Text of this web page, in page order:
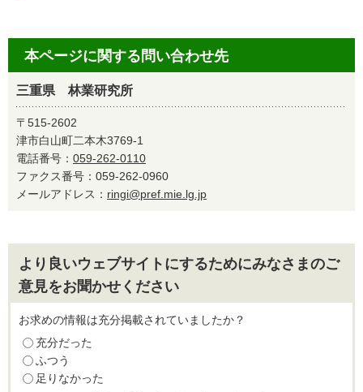
本ページに関する問い合わせ先
三重県 林業研究所
〒515-2602
津市白山町二本木3769-1
電話番号： 059-262-0110
ファクス番号：059-262-0960
メールアドレス： ringi@pref.mie.lg.jp
より良いウェブサイトにするためにみなさまのご
意見をお聞かせください
お求めの情報は充分掲載されていましたか？
充分だった
ふつう
足りなかった